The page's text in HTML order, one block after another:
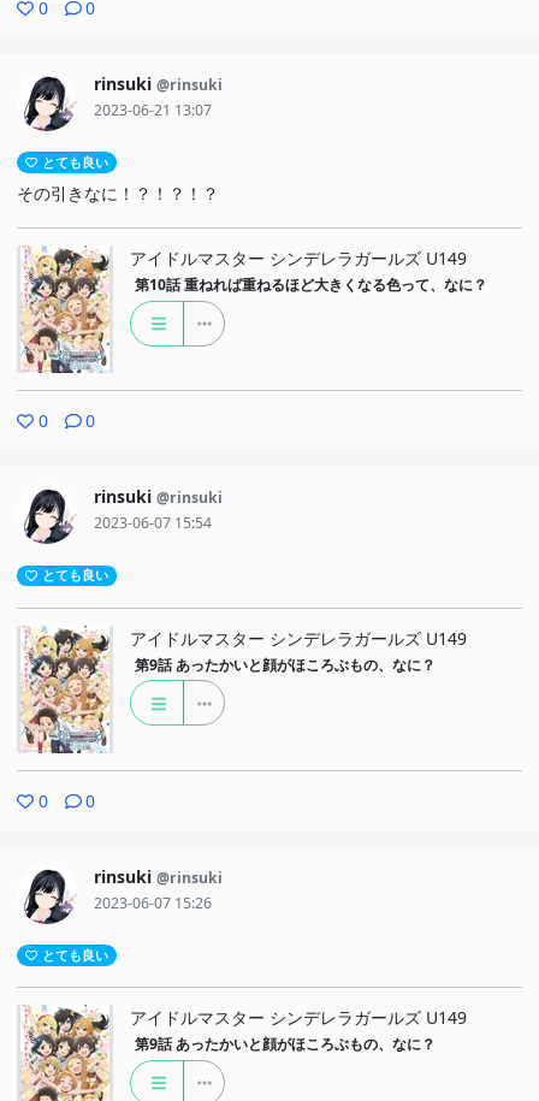
0 0
rinsuki @rinsuki
2023-06-21 13:07
とても良い
その引きなに！？！？！？
アイドルマスター シンデレラガールズ U149
第10話 重ねれば重ねるほど大きくなる色って、なに？
0 0
rinsuki @rinsuki
2023-06-07 15:54
とても良い
アイドルマスター シンデレラガールズ U149
第9話 あったかいと顔がほころぶもの、なに？
0 0
rinsuki @rinsuki
2023-06-07 15:26
とても良い
アイドルマスター シンデレラガールズ U149
第9話 あったかいと顔がほころぶもの、なに？